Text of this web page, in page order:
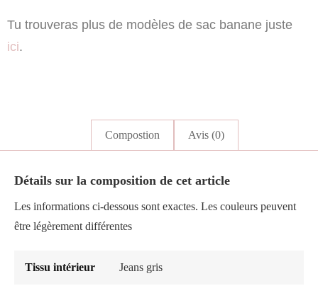
Tu trouveras plus de modèles de sac banane juste
ici.
Compostion Avis (0)
Détails sur la composition de cet article
Les informations ci-dessous sont exactes. Les couleurs peuvent
être légèrement différentes
Tissu intérieur Jeans gris